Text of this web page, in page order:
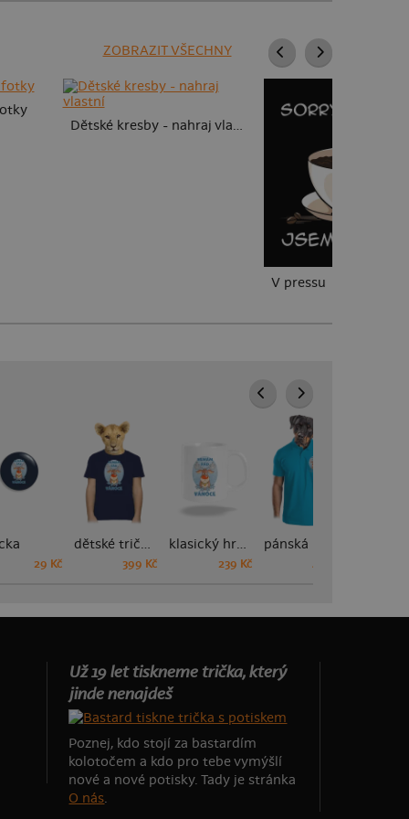
ZOBRAZIT VŠECHNY
Dětské kresby - nahraj vlastní
V pressu
29 Kč
dětské tričko
399 Kč
klasický hrnek
239 Kč 449 Kč
Už 19 let tiskneme trička, který
jinde nenajdeš
Poznej, kdo stojí za bastardím
kolotočem a kdo pro tebe vymýšlí
nové a nové potisky. Tady je stránka
O nás.